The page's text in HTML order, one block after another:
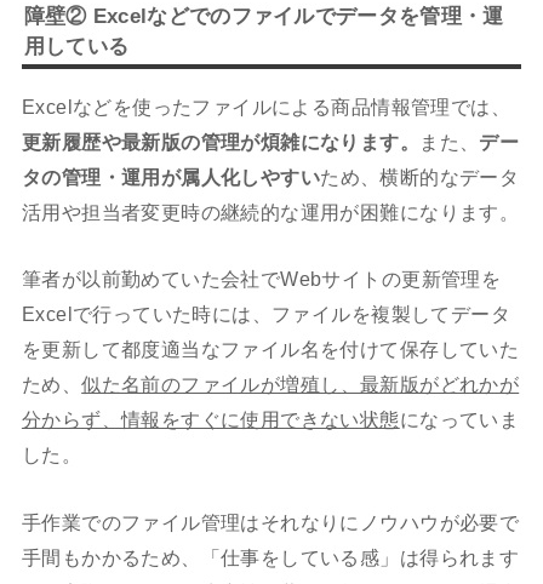
障壁② Excelなどでのファイルでデータを管理・運
用している
Excelなどを使ったファイルによる商品情報管理では、
更新履歴や最新版の管理が煩雑になります。
また、 デー
タの管理・運用が属人化しやすいため、横断的なデータ
活用や担当者変更時の継続的な運用が困難になります。
筆者が以前勤めていた会社でWebサイトの更新管理を
Excelで行っていた時には、ファイルを複製してデータ
を更新して都度適当なファイル名を付けて保存していた
ため、似た名前のファイルが増殖し、最新版がどれかが
分からず、情報をすぐに使用できない状態になっていま
した。
手作業でのファイル管理はそれなりにノウハウが必要で
手間もかかるため、「仕事をしている感」は得られます